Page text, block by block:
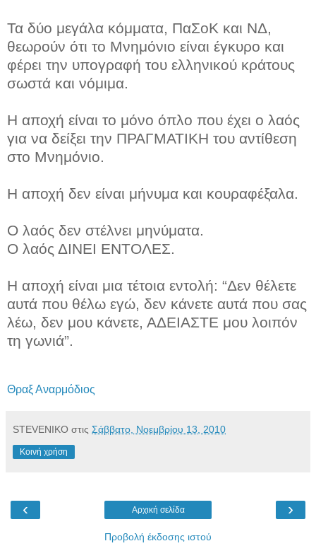
Τα δύο μεγάλα κόμματα, ΠαΣοΚ και ΝΔ,
θεωρούν ότι το Μνημόνιο είναι έγκυρο και
φέρει την υπογραφή του ελληνικού κράτους
σωστά και νόμιμα.
Η αποχή είναι το μόνο όπλο που έχει ο λαός
για να δείξει την ΠΡΑΓΜΑΤΙΚΗ του αντίθεση
στο Μνημόνιο.
Η αποχή δεν είναι μήνυμα και κουραφέξαλα.
Ο λαός δεν στέλνει μηνύματα.
Ο λαός ΔΙΝΕΙ ΕΝΤΟΛΕΣ.
Η αποχή είναι μια τέτοια εντολή: “Δεν θέλετε
αυτά που θέλω εγώ, δεν κάνετε αυτά που σας
λέω, δεν μου κάνετε, ΑΔΕΙΑΣΤΕ μου λοιπόν
τη γωνιά”.
Θραξ Αναρμόδιος
STEVENIKO στις Σάββατο, Νοεμβρίου 13, 2010
Κοινή χρήση
‹ ›
Αρχική σελίδα
Προβολή έκδοσης ιστού